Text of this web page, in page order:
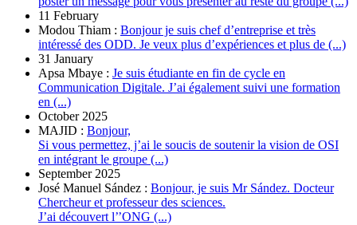
11 February
Modou Thiam : Bonjour je suis chef d’entreprise et très
intéressé des ODD. Je veux plus d’expériences et plus de (...)
31 January
Apsa Mbaye : Je suis étudiante en fin de cycle en
Communication Digitale. J’ai également suivi une formation
en (...)
October 2025
MAJID : Bonjour,
Si vous permettez, j’ai le soucis de soutenir la vision de OSI
en intégrant le groupe (...)
September 2025
José Manuel Sández : Bonjour, je suis Mr Sández. Docteur
Chercheur et professeur des sciences.
J’ai découvert l’’ONG (...)